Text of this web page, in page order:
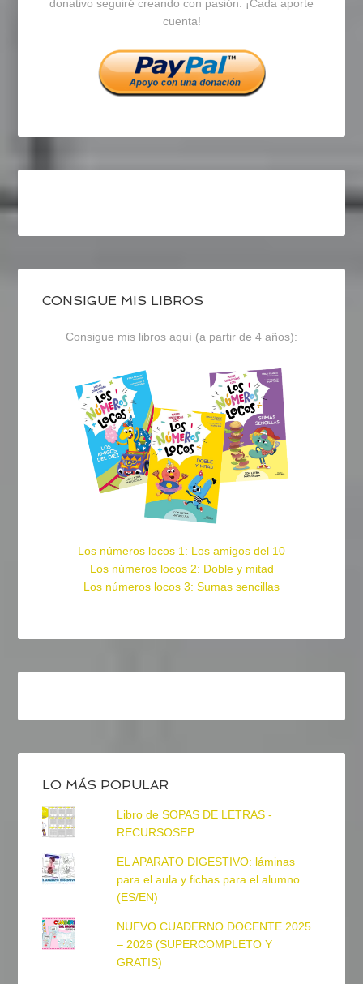
Facebook
Twitter
Instagram
donativo seguiré creando con pasión. ¡Cada aporte
cuenta!
CONSIGUE MIS LIBROS
Consigue mis libros aquí (a partir de 4 años):
Los números locos 1: Los amigos del 10
Los números locos 2: Doble y mitad
Los números locos 3: Sumas sencillas
LO MÁS POPULAR
Libro de SOPAS DE LETRAS -
RECURSOSEP
EL APARATO DIGESTIVO: láminas
para el aula y fichas para el alumno
(ES/EN)
NUEVO CUADERNO DOCENTE 2025
– 2026 (SUPERCOMPLETO Y
GRATIS)